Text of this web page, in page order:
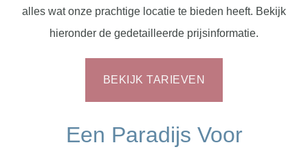
alles wat onze prachtige locatie te bieden heeft. Bekijk
hieronder de gedetailleerde prijsinformatie.
BEKIJK TARIEVEN
Een Paradijs Voor